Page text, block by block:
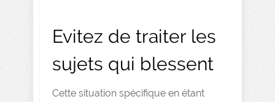
Evitez de traiter les
sujets qui blessent
Cette situation spécifique en étant